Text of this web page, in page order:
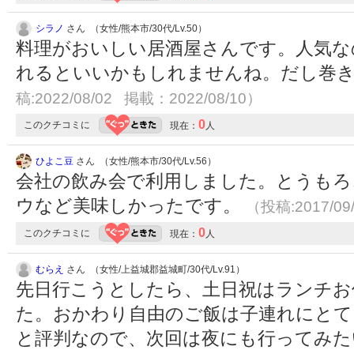
シラノ さん （女性/熊本市/30代/Lv.50）
料理がおいしい居酒屋さんです。人気
れるといいかもしれませんね。だし巻
稿:2022/08/02 掲載：2022/08/10）
このクチコミに 現在： 0人
ひよこ豆 さん （女性/熊本市/30代/Lv.56）
会社の飲み会で利用しました。とうも
ウなど美味しかったです。
（投稿:2017/
このクチコミに 現在： 0人
むらえ さん （女性/上益城郡益城町/30代/Lv.91）
先日行こうとしたら、土日祝はランチ
た。おかわり自由のご飯は子連れにと
と評判なので、次回は夜にも行ってみ